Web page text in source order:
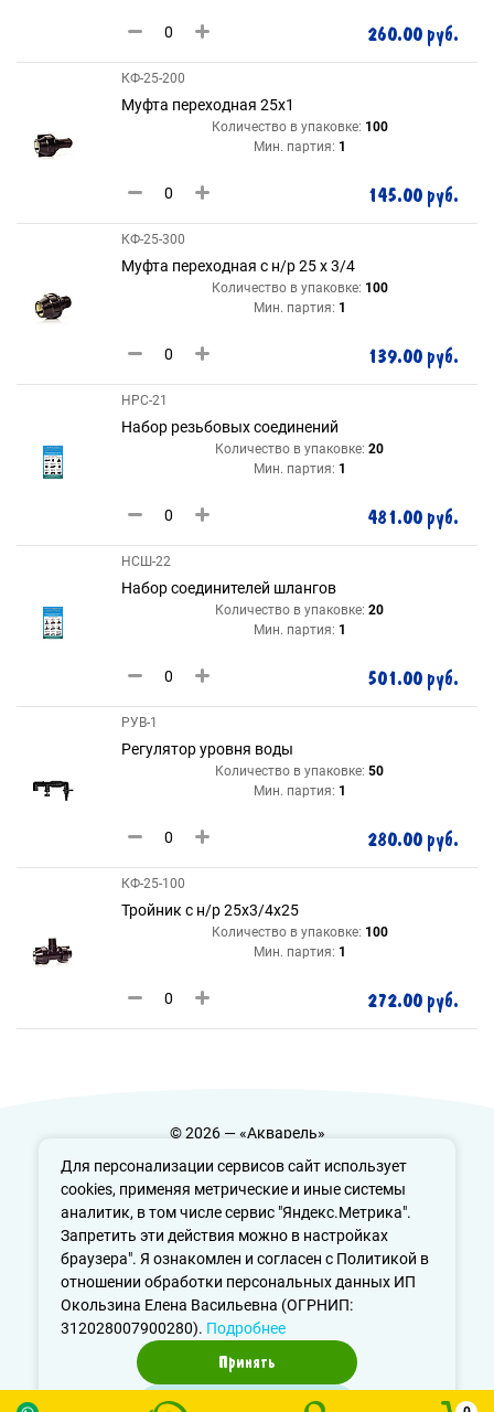
Для персонализации сервисов сайт использует
cookies, применяя метрические и иные системы
аналитик, в том числе сервис "Яндекс.Метрика".
Запретить эти действия можно в настройках
браузера". Я ознакомлен и согласен с Политикой в
отношении обработки персональных данных ИП
Окользина Елена Васильевна (ОГРНИП:
312028007900280). Подробнее
Принять
260.00 руб.
КФ-25-200
Муфта переходная 25х1
Количество в упаковке: 100
Мин. партия: 1
145.00 руб.
КФ-25-300
Муфта переходная с н/р 25 х 3/4
Количество в упаковке: 100
Мин. партия: 1
139.00 руб.
НРС-21
Набор резьбовых соединений
Количество в упаковке: 20
Мин. партия: 1
481.00 руб.
НСШ-22
Набор соединителей шлангов
Количество в упаковке: 20
Мин. партия: 1
501.00 руб.
РУВ-1
Регулятор уровня воды
Количество в упаковке: 50
Мин. партия: 1
280.00 руб.
КФ-25-100
Тройник с н/р 25х3/4х25
Количество в упаковке: 100
Мин. партия: 1
272.00 руб.
© 2026 — «Акварель»
Политика конфиденциальности